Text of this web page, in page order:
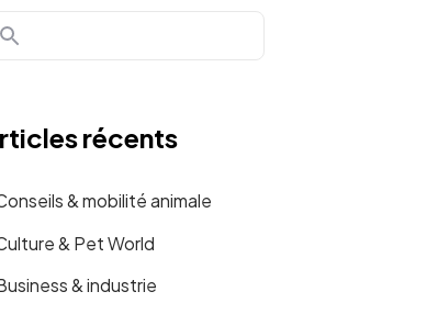
récents
& mobilité animale
& Pet World
& industrie